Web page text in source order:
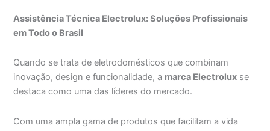
Assistência Técnica Electrolux: Soluções Profissionais
em Todo o Brasil
Quando se trata de eletrodomésticos que combinam
inovação, design e funcionalidade, a marca Electrolux se
destaca como uma das líderes do mercado.
Com uma ampla gama de produtos que facilitam a vida